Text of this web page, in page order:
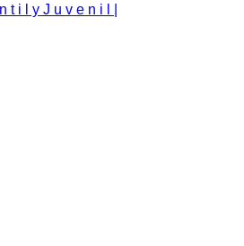
t i l y J u v e n i l |